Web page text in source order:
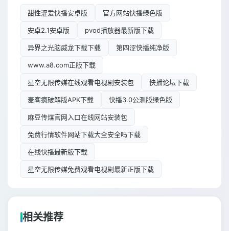
甜性涩爱快播安卓版 官方网站快播绿色版
安卓2.1安卓版 pvod播放器最新版下载
异界之光脑威龙下载下载 第四涩快播纯净版
www.a8.com正版下载
星空无限传媒在线观看电视剧安装包 快播论坛下载
麦客疯破解版APK下载 快播3.0公测版绿色版
麻豆传煤官网入口在线网站安装包
免费行情软件网站下载大全安全吗下载
在线快播最新版下载
星空无限传媒免费观看电视剧最新正版下载
相关推荐